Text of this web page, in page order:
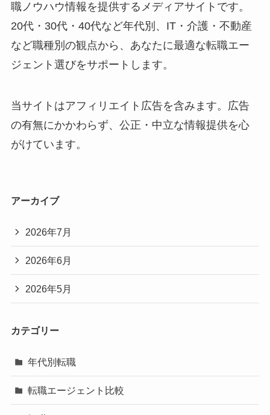
職ノウハウ情報を提供するメディアサイトです。
20代・30代・40代など年代別、IT・介護・不動産
など職種別の観点から、あなたに最適な転職エー
ジェント選びをサポートします。
当サイトはアフィリエイト広告を含みます。広告
の有無にかかわらず、公正・中立な情報提供を心
がけています。
アーカイブ
2026年7月
2026年6月
2026年5月
カテゴリー
年代別転職
転職エージェント比較